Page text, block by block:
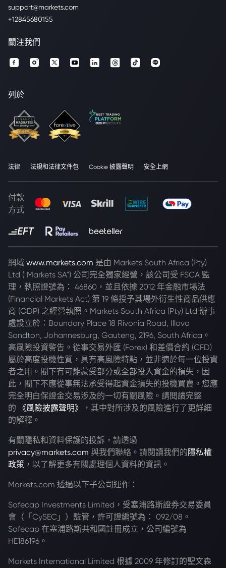
support@markets.com
+12845680155
關注我們
列於
法律 法規和法律文件包 Cookie 披露聲明 安全上網
付款
方式
網域 www.markets.com 是由 Markets South Africa (Pty)
Ltd ("Markets SA") 公司完全獨家經營，該公司受 FSCA 監
理，執照證號為： 46860，並且依據 2012 年金融市場法
(Financial Markets Act) 第 19 條授予其場外衍生性商品供應
商 (ODP) 之經營執照。Markets South Africa (Pty) Ltd 辦事
處設立於：Boundary Place 18 Rivonia Road, Illovo
Sandton, Johannesburg, Gauteng, 2196, South Africa。
高風險投資警告。從事交易外匯 (Forex) 和差價合約 (CFD)
屬於高度投機性質，具有高風險特點，並非適於每一位投資
者之用。閣下有可能蒙受部分或全部投入資金的損失，因
此，閣下不應從事無法承受得起資金損失的投機買賣。您應
完全明白保證金交易涉及的一切有關風險。請閱讀完整
的
《風險披露聲明》
，其中對所涉及的風險進行了更詳細
的解釋。
有關隱私和資料保護的投訴，請透過
privacy@markets.com 與我們聯絡。請閱讀我們的隱私權
政策 ，以了解更多有關處理個人資料的資訊。
Markets.com 透過以下子公司運作：
Safecap Investments Limited，受塞浦路斯證券交易委員
會（「CySEC」）監管，許可證編號為： 092/08。
Safecap 在塞浦路斯共和國註冊成立，公司編號為
HE186196。
Markets International Limited 根據 2009 年修訂的聖文森